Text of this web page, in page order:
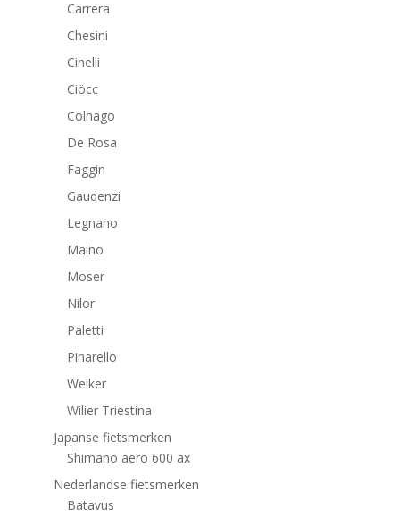
Carrera
Chesini
Cinelli
Ciöcc
Colnago
De Rosa
Faggin
Gaudenzi
Legnano
Maino
Moser
Nilor
Paletti
Pinarello
Welker
Wilier Triestina
Japanse fietsmerken
Shimano aero 600 ax
Nederlandse fietsmerken
Batavus